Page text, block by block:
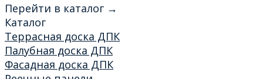
Перейти в каталог →
Каталог
Террасная доска ДПК
Палубная доска ДПК
Фасадная доска ДПК